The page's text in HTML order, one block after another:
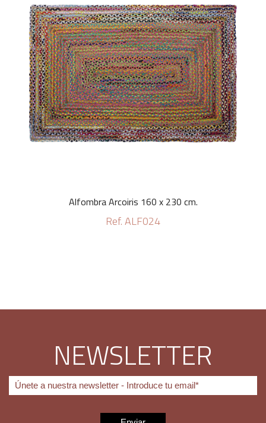
Alfombra Arcoiris 160 x 230 cm.
Ref. ALF024
NEWSLETTER